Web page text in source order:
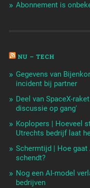
Abonnement is
NU – TECH
Gegevens van
incident bij partner
Deel van SpaceX-
discussie op gang'
Koplopers | Hoeveel
Utrechts bedrijf laat
Schermtijd | Hoe gaat
schendt?
Nog een AI-model
bedrijven